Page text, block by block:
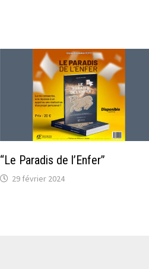
“Le Paradis de l’Enfer”
29 février 2024